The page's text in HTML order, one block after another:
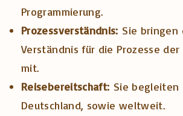
Programmierung.
Prozessverständnis: Sie bringen
Verständnis für die Prozesse
mit.
Reisebereitschaft: Sie begleiten
Deutschland, sowie weltweit.